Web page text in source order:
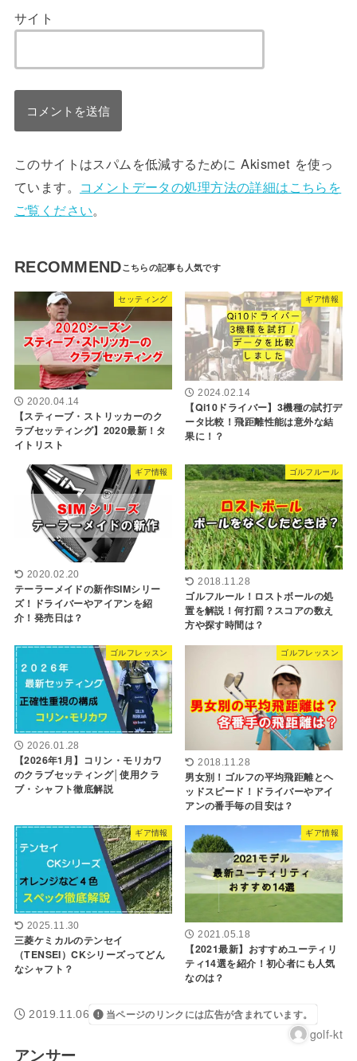
サイト
このサイトはスパムを低減するために Akismet を使っ
ています。 コメントデータの処理方法の詳細はこちらを
ご覧ください。
RECOMMEND
セッティング
2020.04.14
【スティーブ・ストリッカーのク
ラブセッティング】2020最新！タ
イトリスト
ギア情報
2024.02.14
【Qi10ドライバー】3機種の試打デ
ータ比較！飛距離性能は意外な結
果に！？
ギア情報
2020.02.20
テーラーメイドの新作SIMシリー
ズ！ドライバーやアイアンを紹
介！発売日は？
ゴルフルール
2018.11.28
ゴルフルール！ロストボールの処
置を解説！何打罰？スコアの数え
方や探す時間は？
ゴルフレッスン
2026.01.28
【2026年1月】コリン・モリカワ
のクラブセッティング│使用クラ
ブ・シャフト徹底解説
ゴルフレッスン
2018.11.28
男女別！ゴルフの平均飛距離とヘ
ッドスピード！ドライバーやアイ
アンの番手毎の目安は？
ギア情報
2025.11.30
三菱ケミカルのテンセイ
（TENSEI）CKシリーズってどん
なシャフト？
ギア情報
2021.05.18
【2021最新】おすすめユーティリ
ティ14選を紹介！初心者にも人気
なのは？
2019.11.06 当ページのリンクには広告が含まれています。
golf-kt
アンサー